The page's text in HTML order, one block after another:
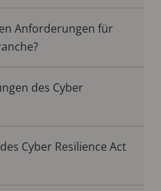
Anforderungen für
des Cyber
Cyber Resilience Act